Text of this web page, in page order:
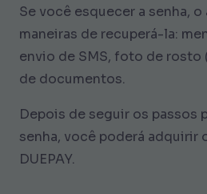
Se você esquecer a senha,
maneiras de recuperá-la:
envio de SMS, foto de rosto
de documentos.
Depois de seguir os passos
senha, você poderá adquirir
DUEPAY.